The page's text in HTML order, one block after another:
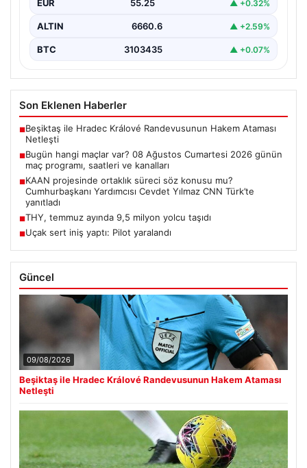
EUR 55.25 ▲ +0.32%
ALTIN 6660.6 ▲ +2.59%
BTC 3103435 ▲ +0.07%
Son Eklenen Haberler
■Beşiktaş ile Hradec Králové Randevusunun Hakem Ataması
Netleşti
■Bugün hangi maçlar var? 08 Ağustos Cumartesi 2026 günün
maç programı, saatleri ve kanalları
■KAAN projesinde ortaklık süreci söz konusu mu?
Cumhurbaşkanı Yardımcısı Cevdet Yılmaz CNN Türk’te
yanıtladı
■THY, temmuz ayında 9,5 milyon yolcu taşıdı
■Uçak sert iniş yaptı: Pilot yaralandı
Güncel
09/08/2026
Beşiktaş ile Hradec Králové Randevusunun Hakem Ataması
Netleşti